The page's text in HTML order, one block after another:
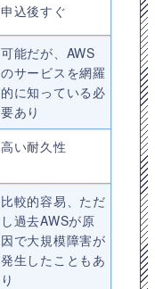
申込後すぐ
可能だが、AWS
のサービスを網羅
的に知っている必
要あり
高い耐久性
比較的容易、ただ
し過去AWSが原
因で大規模障害が
発生したこともあ
り